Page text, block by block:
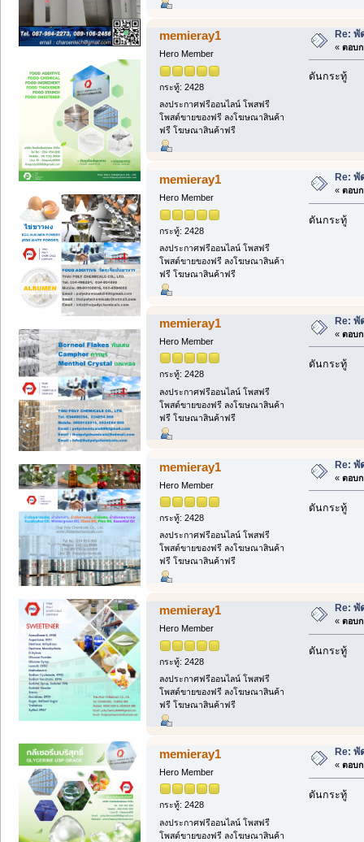
memieray1
Hero Member
กระทู้: 2428
ลงประกาศฟรีออนไลน์ โพสฟรี
โพสต์ขายของฟรี ลงโฆษณาสินค้า
ฟรี โฆษณาสินค้าฟรี
Re: พั
« ตอบก
ดันกระทู้
memieray1
Hero Member
กระทู้: 2428
ลงประกาศฟรีออนไลน์ โพสฟรี
โพสต์ขายของฟรี ลงโฆษณาสินค้า
ฟรี โฆษณาสินค้าฟรี
Re:
« ตอบก
ดันกระทู้
memieray1
Hero Member
กระทู้: 2428
ลงประกาศฟรีออนไลน์ โพสฟรี
โพสต์ขายของฟรี ลงโฆษณาสินค้า
ฟรี โฆษณาสินค้าฟรี
Re:
« ตอบก
ดันกระทู้
memieray1
Hero Member
กระทู้: 2428
ลงประกาศฟรีออนไลน์ โพสฟรี
โพสต์ขายของฟรี ลงโฆษณาสินค้า
ฟรี โฆษณาสินค้าฟรี
Re: พั
« ตอบก
ดันกระทู้
memieray1
Hero Member
กระทู้: 2428
ลงประกาศฟรีออนไลน์ โพสฟรี
โพสต์ขายของฟรี ลงโฆษณาสินค้า
ฟรี โฆษณาสินค้าฟรี
Re:
« ตอบก
ดันกระทู้
memieray1
Hero Member
กระทู้: 2428
ลงประกาศฟรีออนไลน์ โพสฟรี
โพสต์ขายของฟรี ลงโฆษณาสินค้า
Re:
« ตอบก
ดันกระทู้